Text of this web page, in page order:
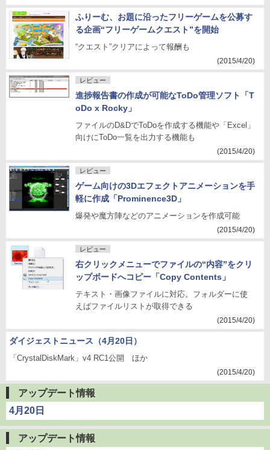
ふりーむ、お題に沿ったフリーゲームを公募す
る企画“フリーゲームクエスト”を開始
“クエスト”クリアによって報酬も
(2015/4/20)
レビュー
進捗報告書の作成が可能なToDo管理ソフト「T
oDo x Rocky」
ファイルのD&DでToDoを作成する機能や「Excel」
向けにToDo一覧を出力する機能も
(2015/4/20)
レビュー
ゲーム向けの3Dエフェクトアニメーションを手
軽に作成「Prominence3D」
爆発や魔方陣などのアニメーションを作成可能
(2015/4/20)
レビュー
右クリックメニューでファイルの“内容”をクリ
ップボードへコピー「Copy Contents」
テキスト・画像ファイルに対応。フォルダーに使
えばファイルリストが取得できる
(2015/4/20)
ダイジェストニュース（4月20日）
「CrystalDiskMark」v4 RC1公開 ほか
(2015/4/20)
アップデート情報
4月20日
アップデート情報